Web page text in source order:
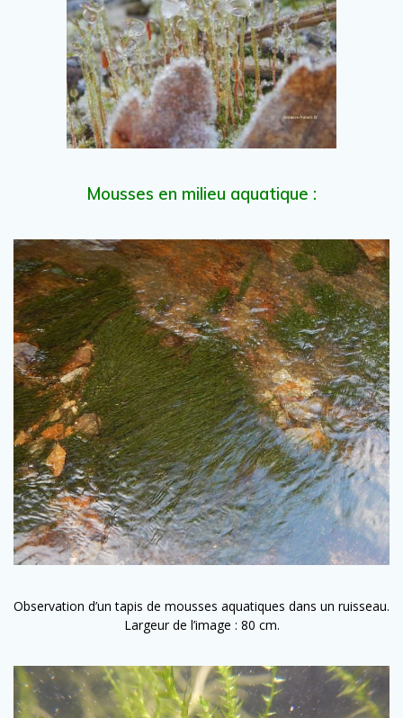
Mousses en milieu aquatique :
Observation d’un tapis de mousses aquatiques dans un ruisseau.
Largeur de l’image : 80 cm.